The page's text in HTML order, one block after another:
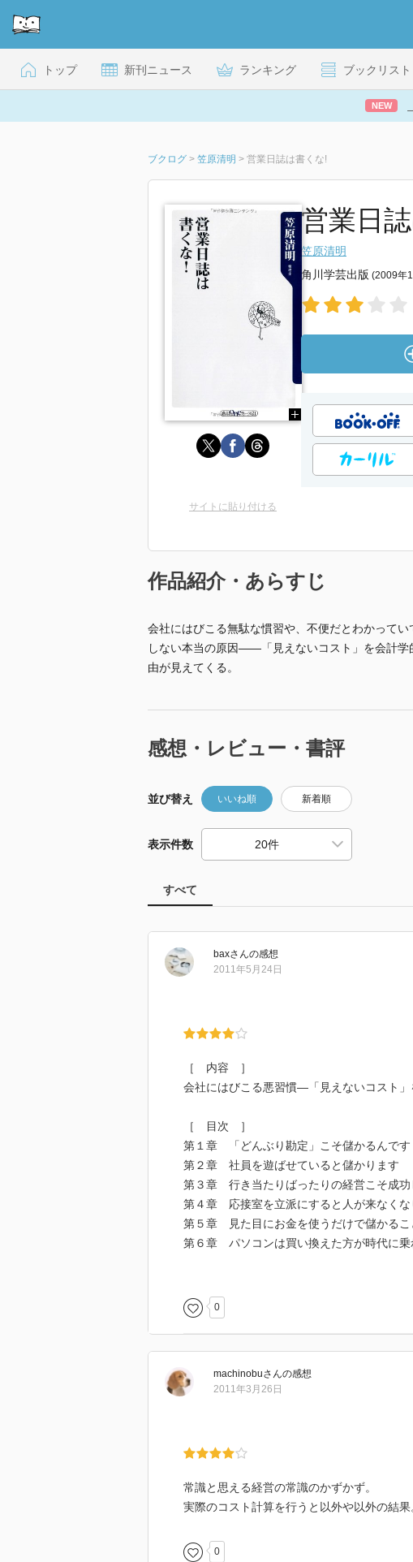
トップ 新刊ニュース ランキング ブックリスト
NEW
ブクログ > 笠原清明 > 営業日誌は書くな!
営業日
笠原清明
角川学芸出版 (2009年
サイトに貼り付ける
作品紹介・あらすじ
会社にはびこる無駄な慣習や、不便だとわかって
しない本当の原因――「見えないコスト」を会計
由が見えてくる。
感想・レビュー・書評
並び替え いいね順 新着順
表示件数
すべて
baxさんの感想
2011年5月24日
［ 内容 ］
会社にはびこる悪習慣―「見えないコスト」
［ 目次 ］
第１章 「どんぶり勘定」こそ儲かるんです
第２章 社員を遊ばせていると儲かります
第３章 行き当たりばったりの経営こそ成功
第４章 応接室を立派にすると人が来なくな
第５章 見た目にお金を使うだけで儲かるこ
第６章 パソコンは買い換えた方が時代に乗
第９章 合い見積りなんて時代に取り残され
第１０章 コピーの裏紙を使っていると効率
☆☆☆☆☆☆☆ おすすめ度
☆☆☆☆☆☆☆ ストーリー
☆☆☆☆☆☆☆ メッセージ性
☆☆☆☆☆☆☆ 読後の個人的な満足度
0
machinobuさんの感想
2011年3月26日
常識と思える経営の常識のかずかず。
実際のコスト計算を行うと以外や以外の結果
0